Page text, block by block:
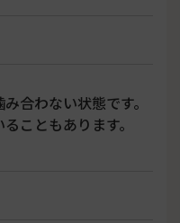
合わない状態です。
こともあります。